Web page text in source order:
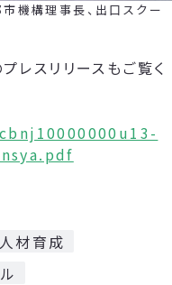
構理事長、出口スクー
レスリリースもご覧く
材育成